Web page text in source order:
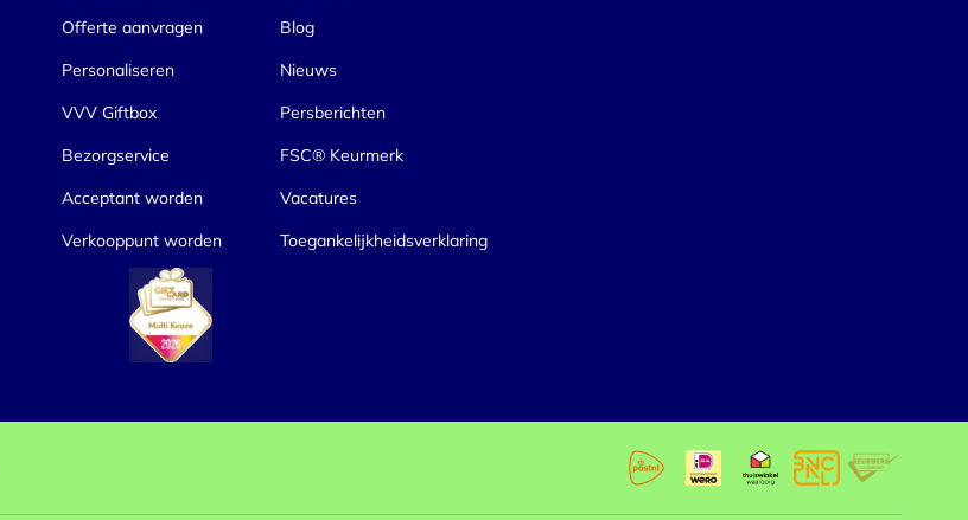
Offerte aanvragen
Personaliseren
VVV Giftbox
Bezorgservice
Acceptant worden
Verkooppunt worden
Blog
Nieuws
Persberichten
FSC® Keurmerk
Vacatures
Toegankelijkheidsverklaring